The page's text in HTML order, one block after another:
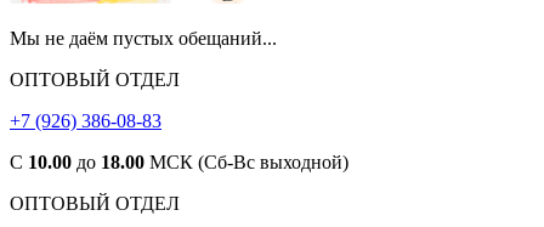
Мы не даём пустых обещаний...
ОПТОВЫЙ ОТДЕЛ
+7 (926) 386-08-83
С 10.00 до 18.00 МСК (Сб-Вс выходной)
ОПТОВЫЙ ОТДЕЛ